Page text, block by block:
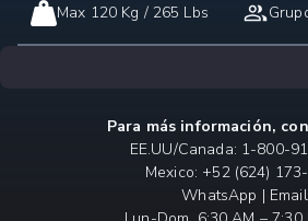
Max 120 Kg / 265 Lbs
Para más información,
EE.UU/Canada: 1-800-
Mexico: +52 (624)
WhatsApp | Email